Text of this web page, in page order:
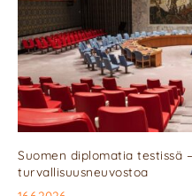
Suomen diplomatia testissä
turvallisuusneuvostoa